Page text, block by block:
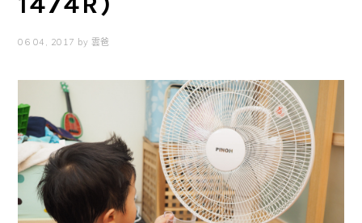
06 04, 2017 by 雲爸